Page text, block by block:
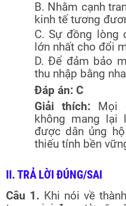
B. Nhằm cạnh
kinh tế tương
C. Sự đồng lòng
lớn nhất cho đổi
D. Để đảm bảo
thu nhập bằng
Đáp án: C
Giải thích:
Mọi
không mang lại
được dân ủng
thiếu tính bền
II. TRẢ LỜI ĐÚNG/SAI
Câu 1. Khi nói về